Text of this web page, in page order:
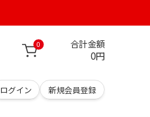
0 合計金額
0円
ログイン 新規会員登録